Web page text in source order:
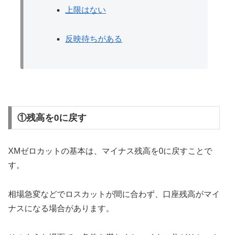
上限はない
反映待ちがある
①残高を0に戻す
XMゼロカットの基本は、マイナス残高を0に戻すことで
す。
相場急変などでロスカットが間に合わず、口座残高がマイ
ナスになる場合があります。